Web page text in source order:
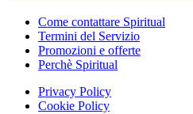
Come contattare Spiritual
Termini del Servizio
Promozioni e offerte
Perchè Spiritual
Privacy Policy
Cookie Policy